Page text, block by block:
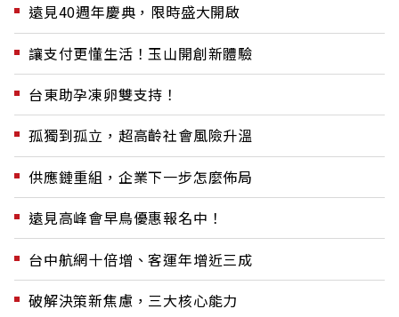
遠見40週年慶典，限時盛大開啟
讓支付更懂生活！玉山開創新體驗
台東助孕凍卵雙支持！
孤獨到孤立，超高齡社會風險升溫
供應鏈重組，企業下一步怎麼佈局
遠見高峰會早鳥優惠報名中！
台中航網十倍增、客運年增近三成
破解決策新焦慮，三大核心能力